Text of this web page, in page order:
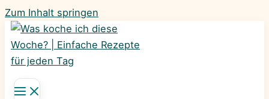
Zum Inhalt springen